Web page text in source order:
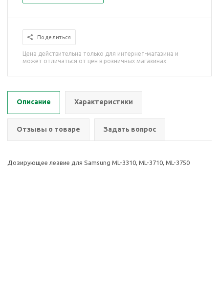
Поделиться
Цена действительна только для интернет-магазина и
может отличаться от цен в розничных магазинах
Описание Характеристики
Отзывы о товаре Задать вопрос
Дозирующее лезвие для Samsung ML-3310, ML-3710, ML-3750